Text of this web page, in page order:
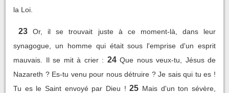
la Loi.
23
Or, il se trouvait juste à ce moment-là, dans leur
synagogue, un homme qui était sous l'emprise d'un esprit
mauvais. Il se mit à crier : 24 Que nous veux-tu, Jésus de
Nazareth ? Es-tu venu pour nous détruire ? Je sais qui tu es !
Tu es le Saint envoyé par Dieu ! 25 Mais d'un ton sévère,